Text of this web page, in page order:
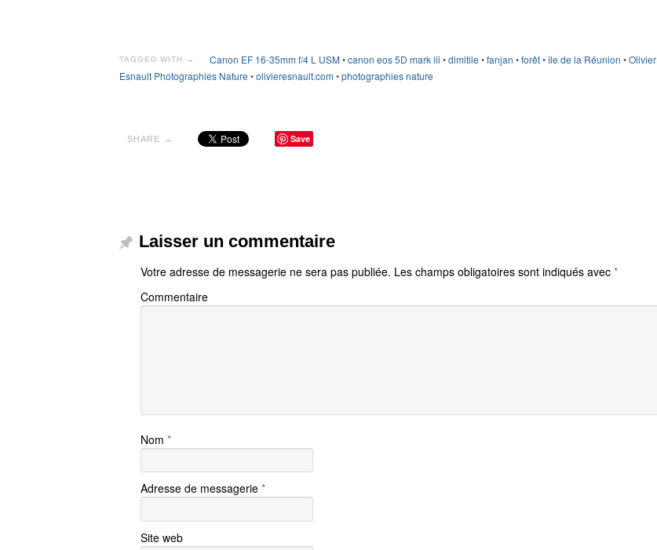
TAGGED WITH → Canon EF 16-35mm f/4 L USM•canon eos 5D mark iii •dimitile•fanjan •forêt•île de la Réunion •Olivier
Esnault Photographies Nature•olivieresnault.com•photographies nature
SHARE → Save
Laisser un commentaire
Votre adresse de messagerie ne sera pas publiée. Les champs obligatoires sont indiqués avec *
Commentaire
Nom *
Adresse de messagerie *
Site web